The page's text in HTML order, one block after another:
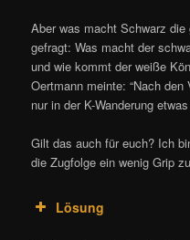
Aber was macht Schwarz
gefragt: Was macht der
und wie kommt der weiße
Oertmann meinte: “Nach den
nur in der K-Wanderung
Gilt das auch für euch? Ich
die Zugfolge ein wenig Grip
Lösung